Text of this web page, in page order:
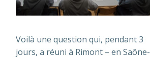
Voilà une question qui, pendant 3
jours, a réuni à Rimont – en Saône-